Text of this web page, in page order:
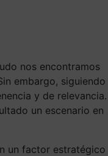
nos encontramos
embargo, siguiendo
y de relevancia.
un escenario en
un factor estratégico